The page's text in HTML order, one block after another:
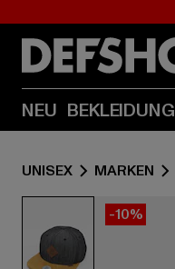
NEU BEKLEIDUNG
UNISEX MARKEN
-10%